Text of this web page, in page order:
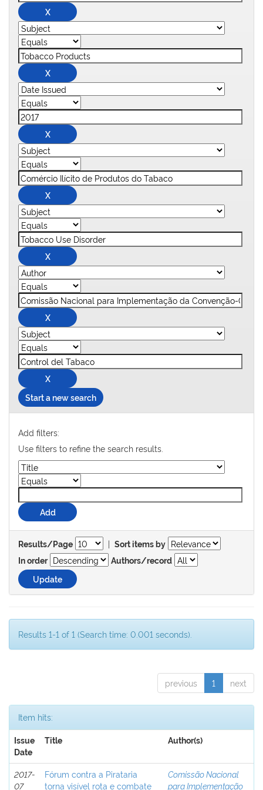
Start a new search
Add filters:
Use filters to refine the search results.
Results/Page | Sort items by
In order
Authors/record
Results 1-1 of 1 (Search time: 0.001 seconds).
previous 1 next
Item hits:
Issue
Date
Title Author(s)
2017-
07
Fórum contra a Pirataria
torna visível rota e combate
Comissão Nacional
para Implementação